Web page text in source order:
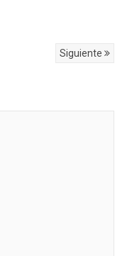
Siguiente